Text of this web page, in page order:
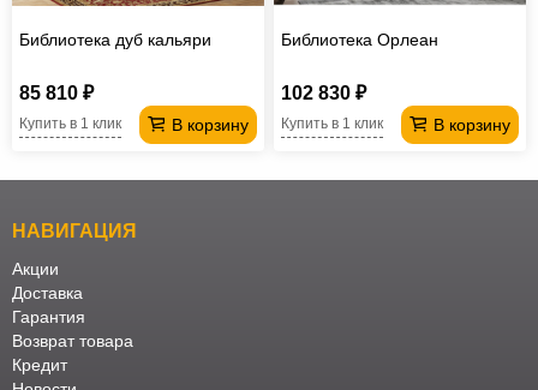
Библиотека дуб кальяри
85 810 ₽
В корзину
Купить в 1 клик
Библиотека Орлеан
102 830 ₽
В корзину
Купить в 1 клик
НАВИГАЦИЯ
Акции
Доставка
Гарантия
Возврат товара
Кредит